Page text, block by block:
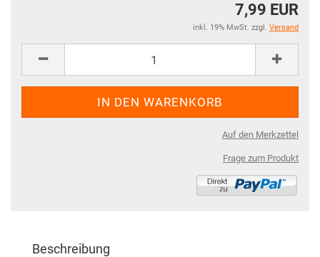
7,99 EUR
inkl. 19% MwSt. zzgl. Versand
Auf den Merkzettel
Frage zum Produkt
Beschreibung